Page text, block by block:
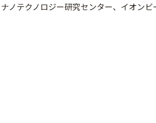
ノテクノロジー研究センター、イオン